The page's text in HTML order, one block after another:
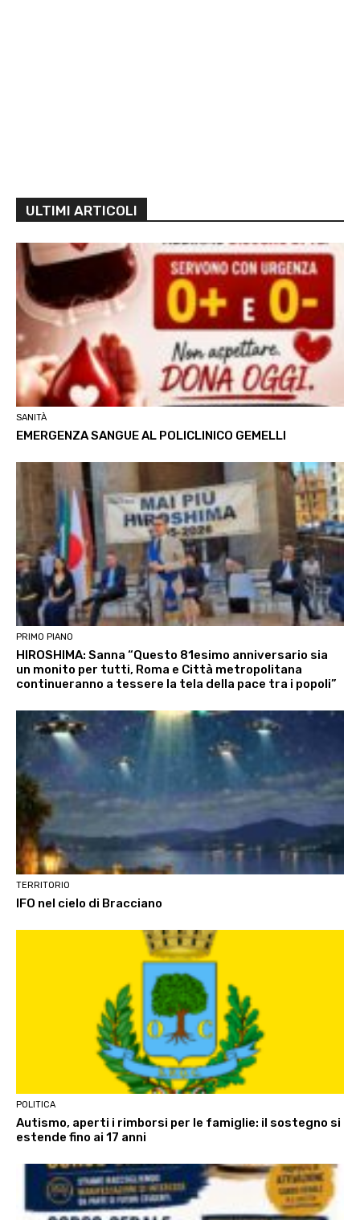
ULTIMI ARTICOLI
SANITÀ
EMERGENZA SANGUE AL POLICLINICO GEMELLI
PRIMO PIANO
HIROSHIMA: Sanna “Questo 81esimo anniversario sia
un monito per tutti, Roma e Città metropolitana
continueranno a tessere la tela della pace tra i popoli”
TERRITORIO
IFO nel cielo di Bracciano
POLITICA
Autismo, aperti i rimborsi per le famiglie: il sostegno si
estende fino ai 17 anni